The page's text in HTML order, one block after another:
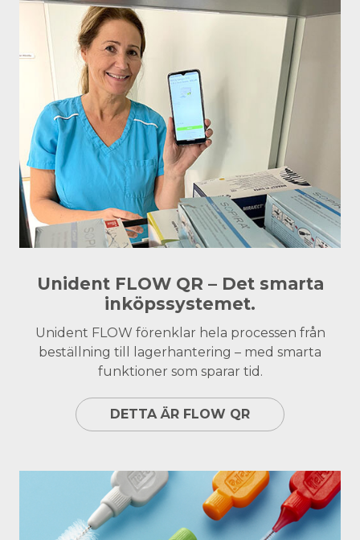
Unident FLOW QR – Det smarta
inköpssystemet.
Unident FLOW förenklar hela processen från
beställning till lagerhantering – med smarta
funktioner som sparar tid.
DETTA ÄR FLOW QR